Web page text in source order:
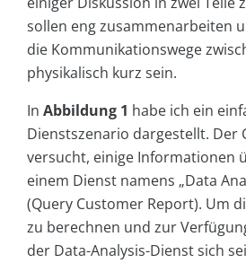
sollen eng zusammenarbeiten
die Kommunikationswege
physikalisch kurz sein.
In Abbildung 1 habe ich ein
Dienstszenario dargestellt. Der
versucht, einige Informationen
einem Dienst namens „Data
(Query Customer Report). Um
zu berechnen und zur
der Data-Analysis-Dienst sich